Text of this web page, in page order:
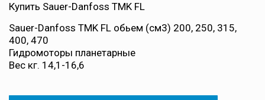
Купить Sauer-Danfoss TMK FL
Sauer-Danfoss TMK FL обьем (см3) 200, 250, 315,
400, 470
Гидромоторы планетарные
Вес кг. 14,1-16,6